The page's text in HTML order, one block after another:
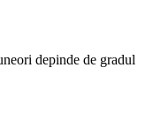
depinde de gradul